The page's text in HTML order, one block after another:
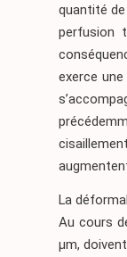
quantité
perfusion
exerce
La
Au cours
μm,